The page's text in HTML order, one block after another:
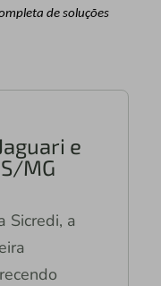
de soluções
e
MG
Sicredi, a